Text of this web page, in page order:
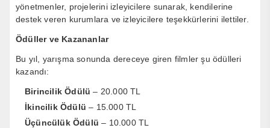
yönetmenler, projelerini izleyicilere sunarak, kendilerine
destek veren kurumlara ve izleyicilere teşekkürlerini ilettiler.
Ödüller ve Kazananlar
Bu yıl, yarışma sonunda dereceye giren filmler şu ödülleri
kazandı:
Birincilik Ödülü – 20.000 TL
İkincilik Ödülü – 15.000 TL
Üçüncülük Ödülü – 10.000 TL